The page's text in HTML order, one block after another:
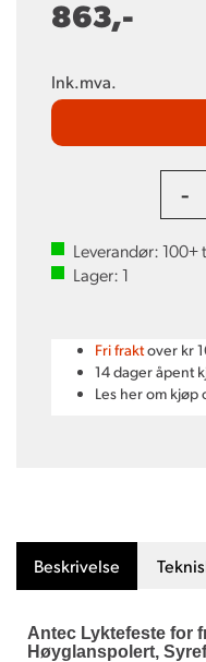
863,-
Ink.mva.
-
Leverandør:100+
Lager:1
Fri fraktover kr
14 dager åpent
Les her om kjøp
Beskrivelse
Antec Lyktefeste for
Høyglanspolert,